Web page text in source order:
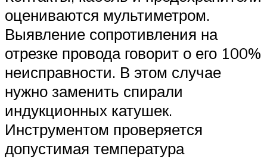
оцениваются мультиметром.
Выявление сопротивления на
отрезке провода говорит о его 100%
неисправности. В этом случае
нужно заменить спирали
индукционных катушек.
Инструментом проверяется
допустимая температура